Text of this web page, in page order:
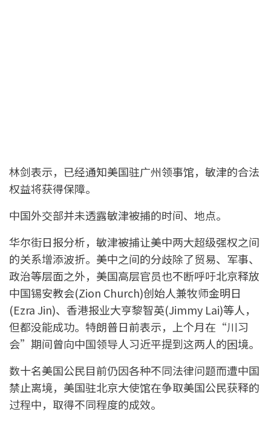
林剑表示，已经通知美国驻广州领事馆，敏津的合法
权益将获得保障。
中国外交部并未透露敏津被捕的时间、地点。
华尔街日报分析，敏津被捕让美中两大超级强权之间
的关系增添波折。美中之间的分歧除了贸易、军事、
政治等层面之外，美国高层官员也不断呼吁北京释放
中国锡安教会(Zion Church)创始人兼牧师金明日
(Ezra Jin)、香港报业大亨黎智英(Jimmy Lai)等人，
但都没能成功。特朗普日前表示，上个月在“川习
会”期间曾向中国领导人习近平提到这两人的困境。
数十名美国公民目前仍因各种不同法律问题而遭中国
禁止离境，美国驻北京大使馆在争取美国公民获释的
过程中，取得不同程度的成效。